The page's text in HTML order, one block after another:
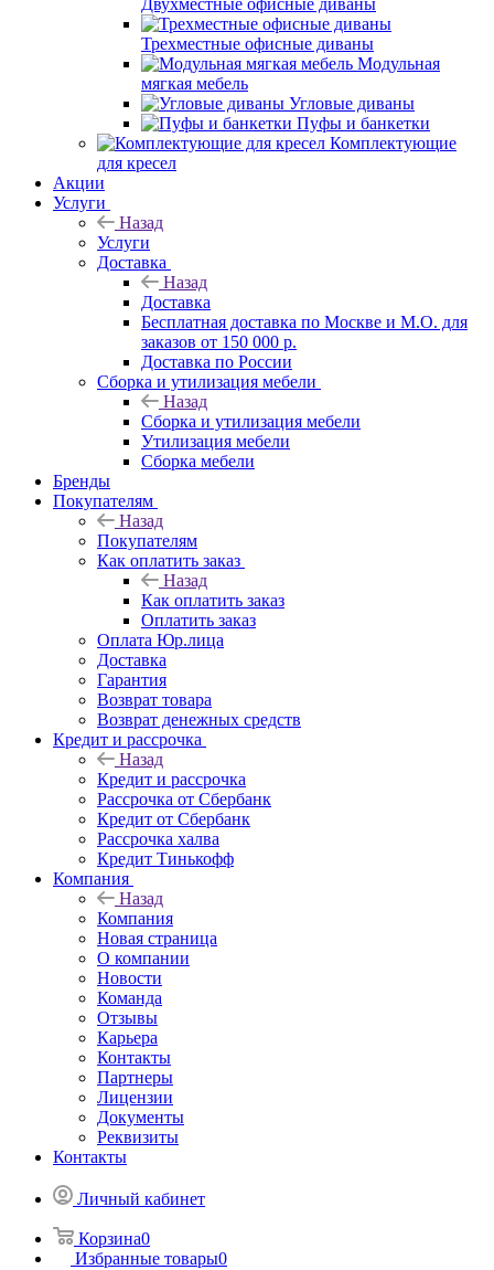
Двухместные офисные диваны
Трехместные офисные диваны
Модульная
мягкая мебель
Угловые диваны
Пуфы и банкетки
Комплектующие
для кресел
Акции
Услуги
Назад
Услуги
Доставка
Назад
Доставка
Бесплатная доставка по Москве и М.О. для
заказов от 150 000 р.
Доставка по России
Сборка и утилизация мебели
Назад
Сборка и утилизация мебели
Утилизация мебели
Сборка мебели
Бренды
Покупателям
Назад
Покупателям
Как оплатить заказ
Назад
Как оплатить заказ
Оплатить заказ
Оплата Юр.лица
Доставка
Гарантия
Возврат товара
Возврат денежных средств
Кредит и рассрочка
Назад
Кредит и рассрочка
Рассрочка от Сбербанк
Кредит от Сбербанк
Рассрочка халва
Кредит Тинькофф
Компания
Назад
Компания
Новая страница
О компании
Новости
Команда
Отзывы
Карьера
Контакты
Партнеры
Лицензии
Документы
Реквизиты
Контакты
Личный кабинет
Корзина0
Избранные товары0